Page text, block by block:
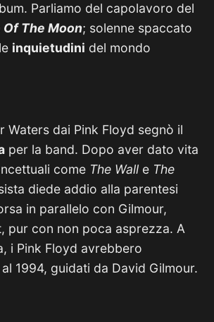
Parliamo del capolavoro del
Of The Moon; solenne spaccato
inquietudini del mondo
Waters dai Pink Floyd segnò il
per la band. Dopo aver dato vita
come The Wall e The
diede addio alla parentesi
in parallelo con Gilmour,
pur con non poca asprezza. A
i Pink Floyd avrebbero
1994, guidati da David Gilmour.